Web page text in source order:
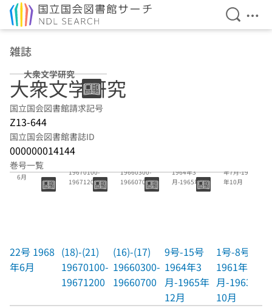
検索を
メ
雑誌
大衆文学研究
大衆文学研究
国立国会図書館請求記号
Z13-644
国立国会図書館書誌ID
000000014144
巻号一覧
22号 1968年
6月
22号 1968
年6月
19670100-
19671200
(18)-(21)
19670100-
19671200
19660300-
19660700
(16)-(17)
19660300-
19660700
1964年3
月-1965年12
9号-15号
1964年3
月-1965年
12月
年7月-1963
年10月
1号-8号
1961年7
月-1963年
10月